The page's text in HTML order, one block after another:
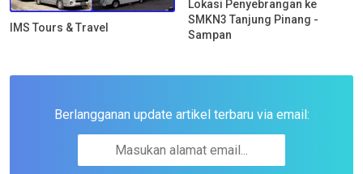
IMS Tours & Travel
Lokasi Penyebrangan ke
SMKN3 Tanjung Pinang -
Sampan
Berlangganan update artikel terbaru via email: